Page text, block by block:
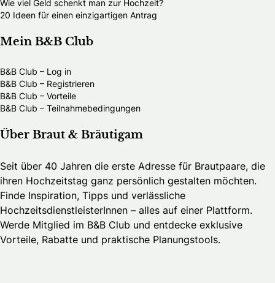
Wie viel Geld schenkt man zur Hochzeit?
20 Ideen für einen einzigartigen Antrag
Mein B&B Club
B&B Club – Log in
B&B Club – Registrieren
B&B Club – Vorteile
B&B Club – Teilnahmebedingungen
Über Braut & Bräutigam
Seit über 40 Jahren die erste Adresse für Brautpaare, die
ihren Hochzeitstag ganz persönlich gestalten möchten.
Finde Inspiration, Tipps und verlässliche
HochzeitsdienstleisterInnen – alles auf einer Plattform.
Werde Mitglied im B&B Club und entdecke exklusive
Vorteile, Rabatte und praktische Planungstools.